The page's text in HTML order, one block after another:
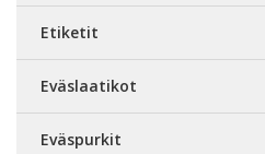
Etiketit
Eväslaatikot
Eväspurkit